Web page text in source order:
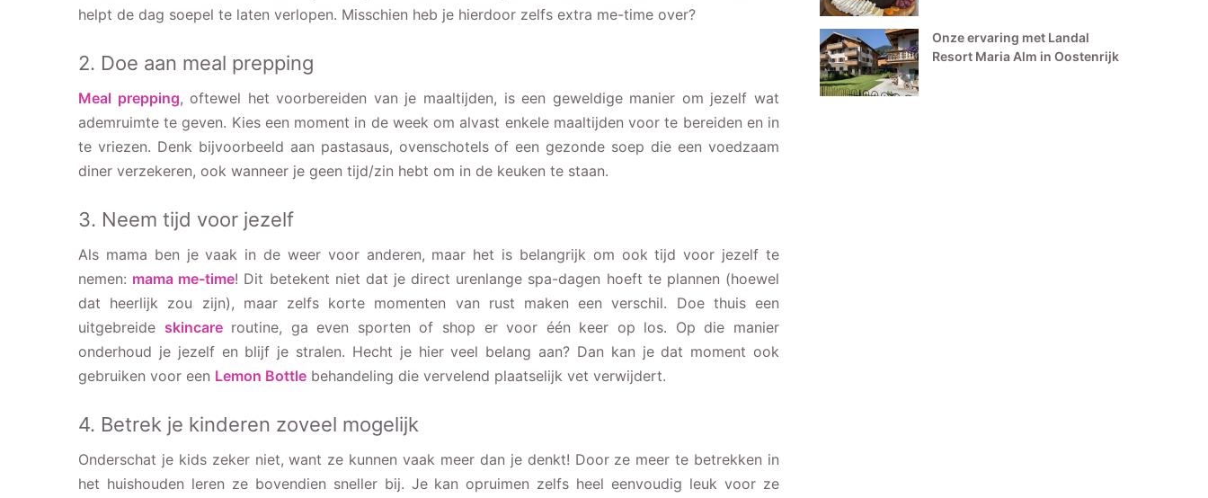
helpt de dag soepel te laten verlopen. Misschien heb je hierdoor zelfs extra me-time over?
2. Doe aan meal prepping
Meal prepping, oftewel het voorbereiden van je maaltijden, is een geweldige manier om jezelf wat
ademruimte te geven. Kies een moment in de week om alvast enkele maaltijden voor te bereiden en in
te vriezen. Denk bijvoorbeeld aan pastasaus, ovenschotels of een gezonde soep die een voedzaam
diner verzekeren, ook wanneer je geen tijd/zin hebt om in de keuken te staan.
3. Neem tijd voor jezelf
Als mama ben je vaak in de weer voor anderen, maar het is belangrijk om ook tijd voor jezelf te
nemen: mama me-time! Dit betekent niet dat je direct urenlange spa-dagen hoeft te plannen (hoewel
dat heerlijk zou zijn), maar zelfs korte momenten van rust maken een verschil. Doe thuis een
uitgebreide skincareroutine, ga even sporten of shop er voor één keer op los. Op die manier
onderhoud je jezelf en blijf je stralen. Hecht je hier veel belang aan? Dan kan je dat moment ook
gebruiken voor een Lemon Bottle behandeling die vervelend plaatselijk vet verwijdert.
4. Betrek je kinderen zoveel mogelijk
Onderschat je kids zeker niet, want ze kunnen vaak meer dan je denkt! Door ze meer te betrekken in
het huishouden leren ze bovendien sneller bij. Je kan opruimen zelfs heel eenvoudig leuk voor ze
Onze ervaring met Landal
Resort Maria Alm in Oostenrijk